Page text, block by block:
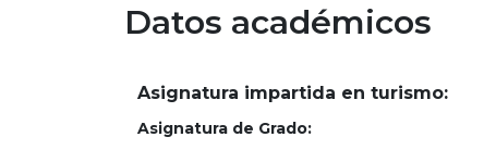
Datos académicos
Asignatura impartida en turismo:
Asignatura de Grado: